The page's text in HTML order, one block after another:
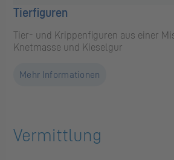
Tierfiguren
Tier- und Krippenfiguren aus einer
Knetmasse und Kieselgur
Mehr Informationen
Vermittlung